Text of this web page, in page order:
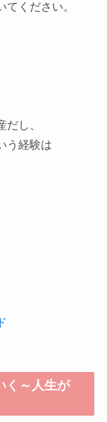
ください。
し、
う経験は
く～人生が